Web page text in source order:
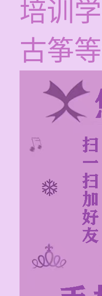
培训
古筝